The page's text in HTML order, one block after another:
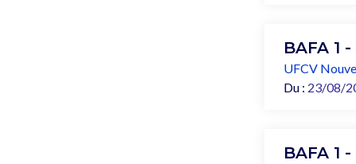
BAFA 1
UFCV
Du : 23/08/
BAFA 1